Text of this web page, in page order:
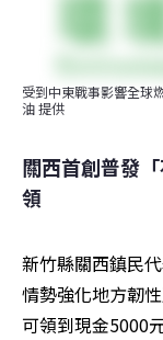
受到中東戰事影響全球
油 提供
關西首創普發
領
新竹縣關西鎮民
情勢強化地方韌
可領到現金5000